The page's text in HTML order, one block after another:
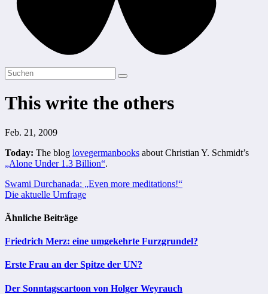
This write the others
Feb. 21, 2009
Today: The blog lovegermanbooks about Christian Y. Schmidt’s
„Alone Under 1.3 Billion“.
Beitragsnavigation
Swami Durchanada: „Even more meditations!“
Die aktuelle Umfrage
Ähnliche Beiträge
Friedrich Merz: eine umgekehrte Furzgrundel?
Erste Frau an der Spitze der UN?
Der Sonntagscartoon von Holger Weyrauch